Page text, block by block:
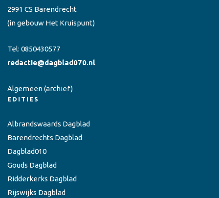
2991 CS Barendrecht
(in gebouw Het Kruispunt)
Tel: 0850430577
redactie@dagblad070.nl
Algemeen(archief)
EDITIES
Albrandswaards Dagblad
Barendrechts Dagblad
Dagblad010
Gouds Dagblad
Ridderkerks Dagblad
Rijswijks Dagblad